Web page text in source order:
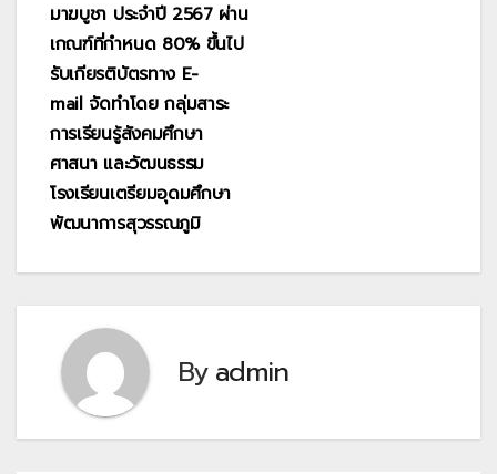
มาฆบูชา ประจำปี 2567 ผ่าน
เกณฑ์ที่กำหนด 80% ขึ้นไป
รับเกียรติบัตรทาง E-
mail จัดทำโดย กลุ่มสาระ
การเรียนรู้สังคมศึกษา
ศาสนา และวัฒนธรรม
โรงเรียนเตรียมอุดมศึกษา
พัฒนาการสุวรรณภูมิ
Byadmin